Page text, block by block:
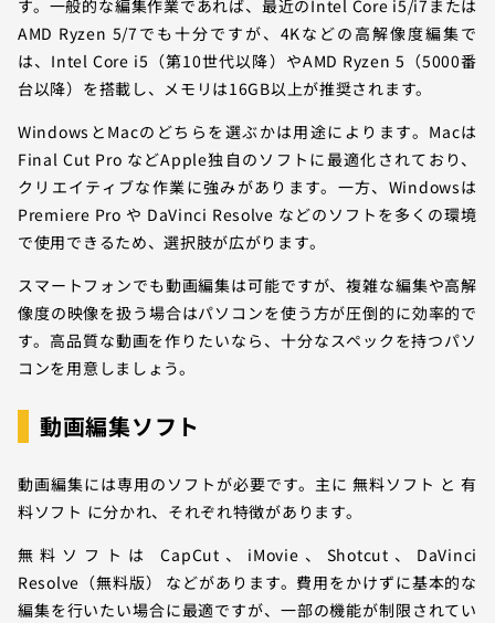
す。一般的な編集作業であれば、最近のIntel Core i5/i7または
AMD Ryzen 5/7でも十分ですが、4Kなどの高解像度編集で
は、Intel Core i5（第10世代以降）やAMD Ryzen 5（5000番
台以降）を搭載し、メモリは16GB以上が推奨されます。
WindowsとMacのどちらを選ぶかは用途によります。Macは
Final Cut Pro などApple独自のソフトに最適化されており、
クリエイティブな作業に強みがあります。一方、Windowsは
Premiere Pro や DaVinci Resolve などのソフトを多くの環境
で使用できるため、選択肢が広がります。
スマートフォンでも動画編集は可能ですが、複雑な編集や高解
像度の映像を扱う場合はパソコンを使う方が圧倒的に効率的で
す。高品質な動画を作りたいなら、十分なスペックを持つパソ
コンを用意しましょう。
動画編集ソフト
動画編集には専用のソフトが必要です。主に 無料ソフト と 有
料ソフト に分かれ、それぞれ特徴があります。
無料ソフトは CapCut、iMovie、Shotcut、DaVinci
Resolve（無料版） などがあります。費用をかけずに基本的な
編集を行いたい場合に最適ですが、一部の機能が制限されてい